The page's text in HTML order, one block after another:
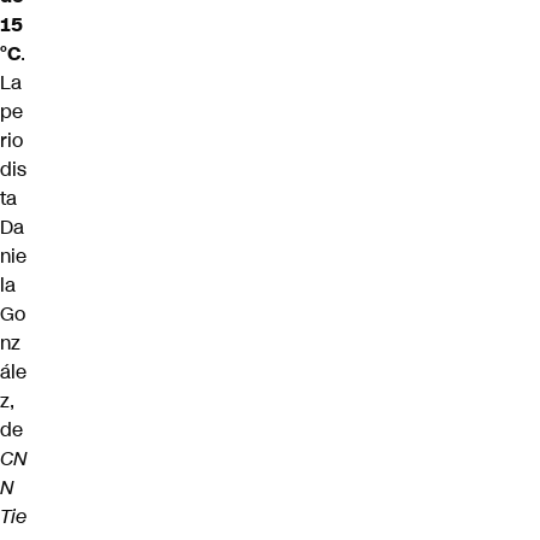
15
°C.
La
pe
rio
dis
ta
Da
nie
la
Go
nz
ále
z,
de
CN
N
Tie